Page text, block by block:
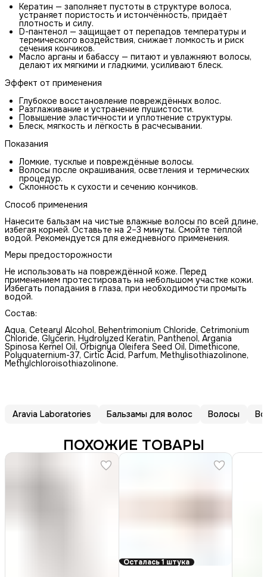
Кератин — заполняет пустоты в структуре волоса,
устраняет пористость и истончённость, придаёт
плотность и силу.
D-пантенол — защищает от перепадов температуры и
термического воздействия, снижает ломкость и риск
сечения кончиков.
Масло арганы и бабассу — питают и увлажняют волосы,
делают их мягкими и гладкими, усиливают блеск.
Эффект от применения
Глубокое восстановление повреждённых волос.
Разглаживание и устранение пушистости.
Повышение эластичности и уплотнение структуры.
Блеск, мягкость и лёгкость в расчесывании.
Показания
Ломкие, тусклые и повреждённые волосы.
Волосы после окрашивания, осветления и термических
процедур.
Склонность к сухости и сечению кончиков.
Способ применения
Нанесите бальзам на чистые влажные волосы по всей длине,
избегая корней. Оставьте на 2–3 минуты. Смойте тёплой
водой. Рекомендуется для ежедневного применения.
Меры предосторожности
Не использовать на повреждённой коже. Перед
применением протестировать на небольшом участке кожи.
Избегать попадания в глаза, при необходимости промыть
водой.
Состав:
Aqua, Cetearyl Alcohol, Behentrimonium Chloride, Cetrimonium
Chloride, Glycerin, Hydrolyzed Keratin, Panthenol, Argania
Spinosa Kernel Oil, Orbignya Oleifera Seed Oil, Dimethicone,
Polyquaternium-37, Cirtic Acid, Parfum, Methylisothiazolinone,
Methylchloroisothiazolinone.
Aravia Laboratories Бальзамы для волос Волосы
ПОХОЖИЕ ТОВАРЫ
Осталась 1 штука